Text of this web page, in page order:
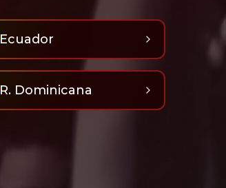
Ecuador
R. Dominicana